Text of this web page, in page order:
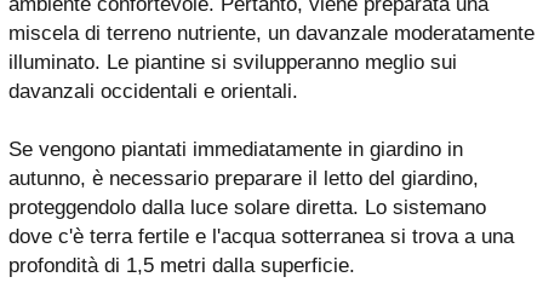
ambiente confortevole. Pertanto, viene preparata una
miscela di terreno nutriente, un davanzale moderatamente
illuminato. Le piantine si svilupperanno meglio sui
davanzali occidentali e orientali.
Se vengono piantati immediatamente in giardino in
autunno, è necessario preparare il letto del giardino,
proteggendolo dalla luce solare diretta. Lo sistemano
dove c'è terra fertile e l'acqua sotterranea si trova a una
profondità di 1,5 metri dalla superficie.